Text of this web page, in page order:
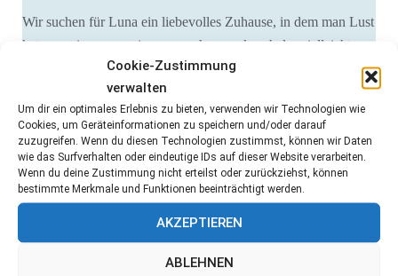
Cookie-Zustimmung
verwalten
Um dir ein optimales Erlebnis zu bieten, verwenden wir Technologien wie
Cookies, um Geräteinformationen zu speichern und/oder darauf
zuzugreifen. Wenn du diesen Technologien zustimmst, können wir Daten
wie das Surfverhalten oder eindeutige IDs auf dieser Website verarbeiten.
Wenn du deine Zustimmung nicht erteilst oder zurückziehst, können
bestimmte Merkmale und Funktionen beeinträchtigt werden.
AKZEPTIEREN
ABLEHNEN
Wir suchen für Luna ein liebevolles Zuhause, in dem man Lust
hat, gemeinsam spazieren zu gehen, zu kuscheln, vielleicht
sogar ein bisschen Hundesport auszuprobieren – und in dem
man weiß, dass ein Hund keine Leihgabe ist, sondern ein
Familienmitglied.
Wer möchte Luna zeigen, wie schön ein echtes Zuhause sein
kann? 💛
Luna ist geimpft, gechipt und hat einen EU Heimtierausweis.
Wir leisten für Luna Vermittlungshilfe.